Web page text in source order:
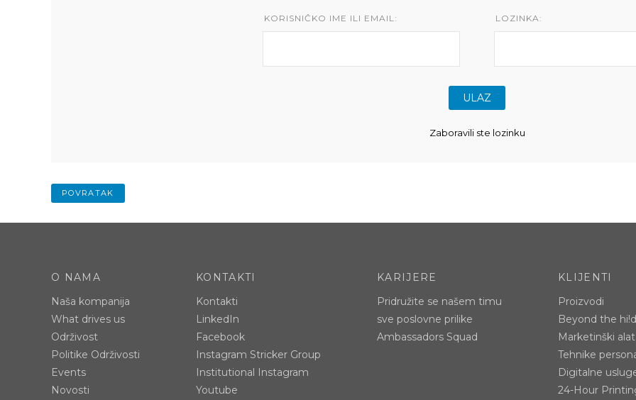
KORISNIČKO IME ILI EMAIL: LOZINKA:
Zaboravili ste lozinku
POVRATAK
O NAMA
Naša kompanija
What drives us
Održivost
Politike Održivosti
Events
Novosti
KONTAKTI
Kontakti
LinkedIn
Facebook
Instagram Stricker Group
Institutional Instagram
Youtube
KARIJERE
Pridružite se našem timu
sve poslovne prilike
Ambassadors Squad
KLIJENTI
Proizvodi
Beyond the
Marketinški alat
Tehnike
Digitalne
24-Hour